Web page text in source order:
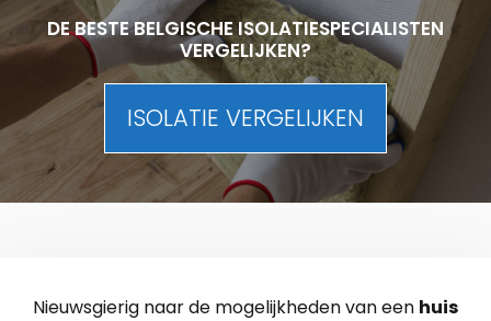
DE BESTE BELGISCHE ISOLATIESPECIALISTEN
VERGELIJKEN?
ISOLATIE VERGELIJKEN
Nieuwsgierig naar de mogelijkheden van een huis